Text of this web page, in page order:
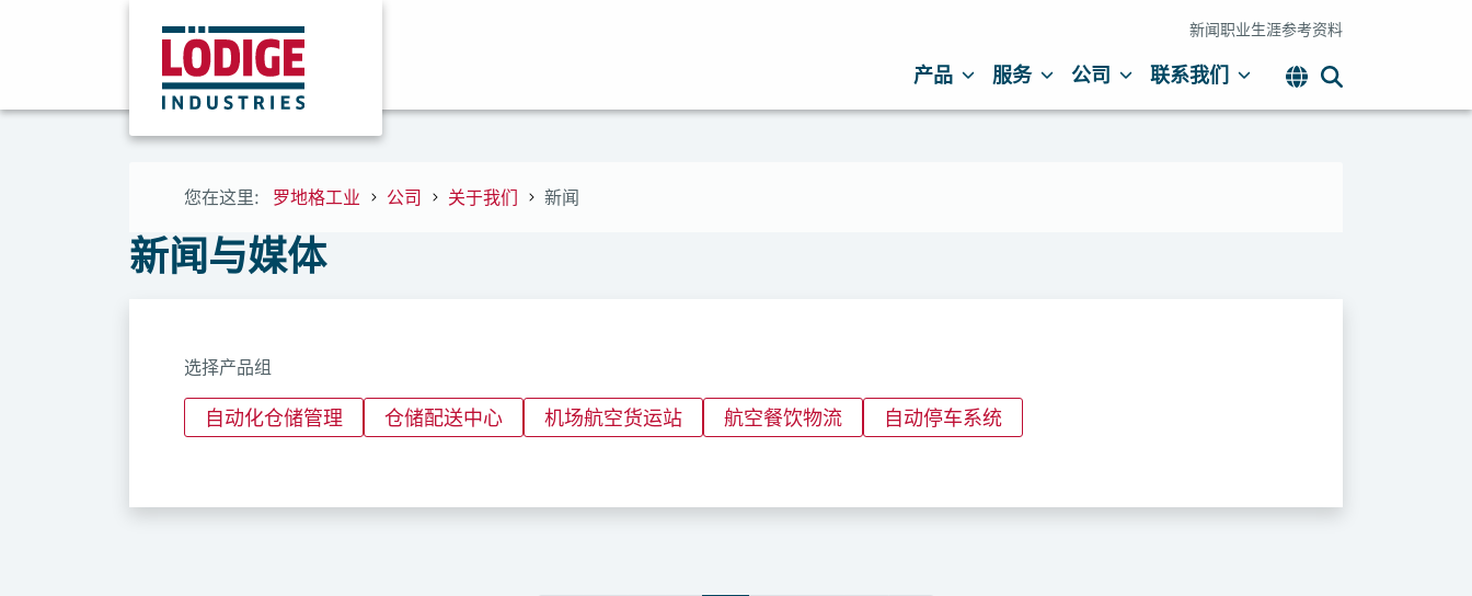
新闻职业生涯参考资料
产品 服务 公司 联系我们
您在这里: 罗地格工业 公司 关于我们 新闻
新闻与媒体
选择产品组
自动化仓储管理 仓储配送中心 机场航空货运站 航空餐饮物流 自动停车系统